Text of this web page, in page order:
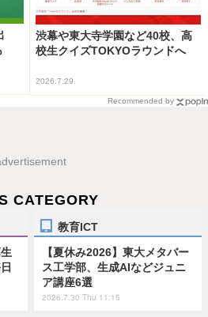
渋幕や東大寺学園など40校、高
校生クイズTOKYOラウンドへ
2026.7.29
Recommended by
CATEGORY
教育ICT
【夏休み2026】東大メタバー
ス工学部、生成AIなどジュニ
ア講座6選
2026.7.30 Thu 11:15